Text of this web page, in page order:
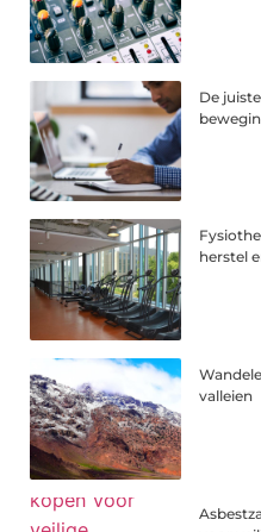
De
herstel
valleien